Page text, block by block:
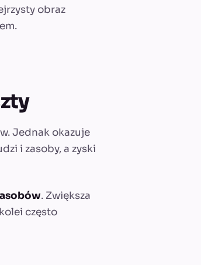
obraz
Jednak okazuje
i zasoby, a zyski
. Zwiększa
często